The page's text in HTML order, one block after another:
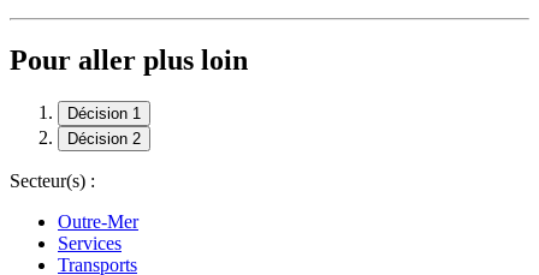
Pour aller plus loin
Décision 1
Décision 2
Secteur(s) :
Outre-Mer
Services
Transports